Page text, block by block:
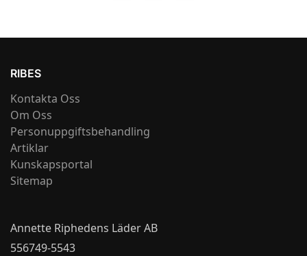
RIBES
Kontakta Oss
Om Oss
Personuppgiftsbehandling
Artiklar
Kunskapsportal
Sitemap
Annette Riphedens Läder AB
556749-5543